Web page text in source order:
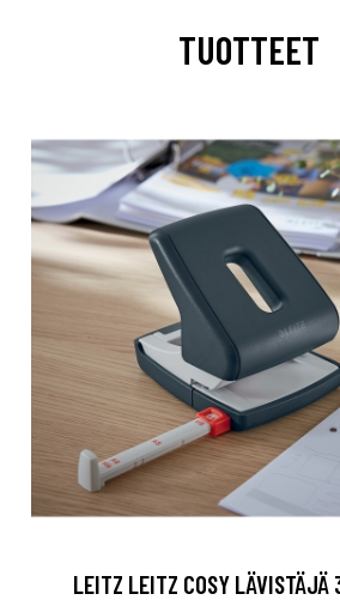
TUOTTEET
LEITZ LEITZ COSY LÄVISTÄJÄ